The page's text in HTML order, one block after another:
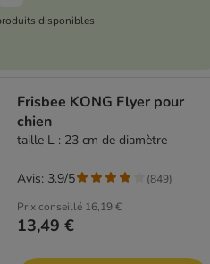
disponibles
Frisbee KONG Flyer pour
chien
taille L : 23 cm de diamètre
Prix conseillé 16,19 €
13,49 €
Avis: 3.9/5 (849)